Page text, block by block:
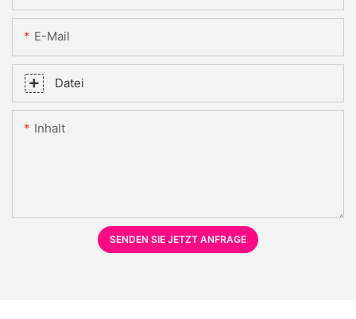
E-Mail
Datei
Inhalt
SENDEN SIE JETZT ANFRAGE